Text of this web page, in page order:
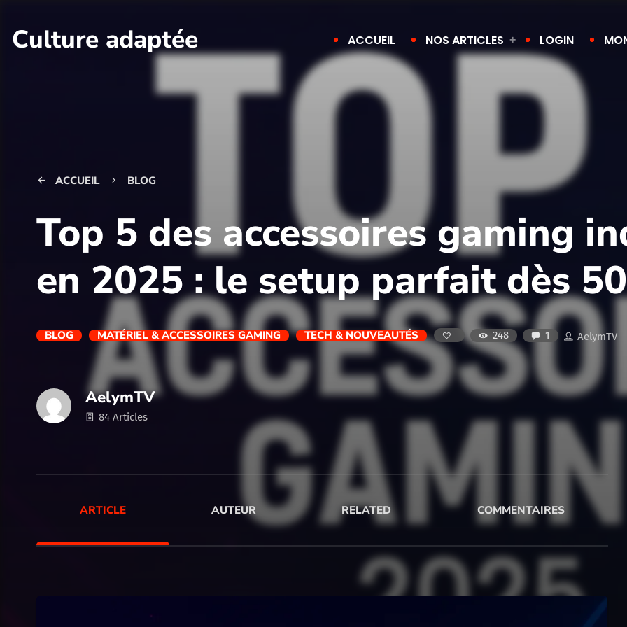
Culture adaptée ACCUEIL NOS ARTICLES LOGIN
arrow_back ACCUEIL keyboard_arrow_right BLOG
Top 5 des accessoires gaming
en 2025 : le setup parfait dès
BLOG MATÉRIEL & ACCESSOIRES GAMING TECH & NOUVEAUTÉS 248 1 AelymTV
AelymTV
84 Articles
ARTICLE AUTEUR RELATED COMMENTAIRES